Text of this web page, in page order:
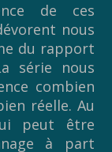
de ces
nous
du rapport
série nous
combien
réelle. Au
peut être
à part